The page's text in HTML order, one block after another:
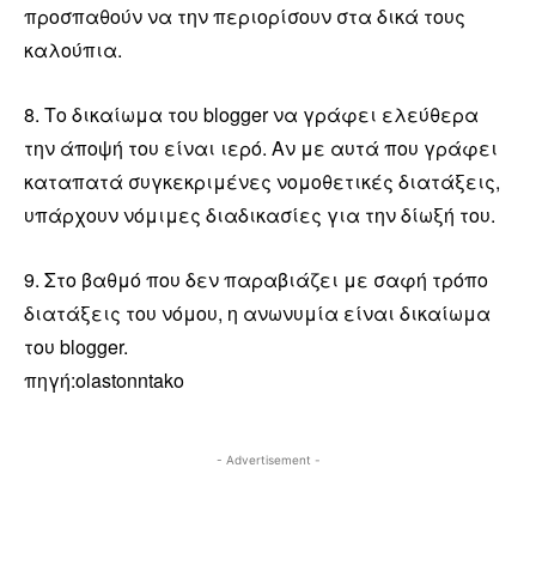
προσπαθούν να την περιορίσουν στα δικά τους
καλούπια.
8. Το δικαίωμα του blogger να γράφει ελεύθερα
την άποψή του είναι ιερό. Αν με αυτά που γράφει
καταπατά συγκεκριμένες νομοθετικές διατάξεις,
υπάρχουν νόμιμες διαδικασίες για την δίωξή του.
9. Στο βαθμό που δεν παραβιάζει με σαφή τρόπο
διατάξεις του νόμου, η ανωνυμία είναι δικαίωμα
του blogger.
πηγή:olastonntako
- Advertisement -